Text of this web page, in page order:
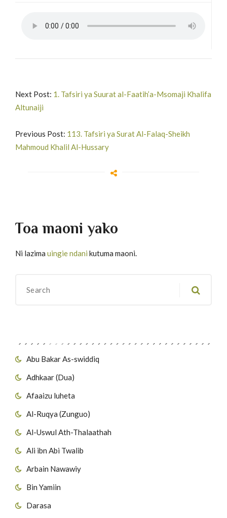
Abu Bakar As-swiddiq
Adhkaar (Dua)
Afaaizu luheta
Al-Ruqya (Zunguo)
Al-Uswul Ath-Thalaathah
Ali ibn Abi Twalib
Arbain Nawawiy
Bin Yamiin
Darasa
Next Post: 1. Tafsiri ya Suurat al-Faatih’a-Msomaji Khalifa
Altunaiji
Previous Post: 113. Tafsiri ya Surat Al-Falaq-Sheikh
Mahmoud Khalil Al-Hussary
Toa maoni yako
Ni lazima uingie ndani kutuma maoni.